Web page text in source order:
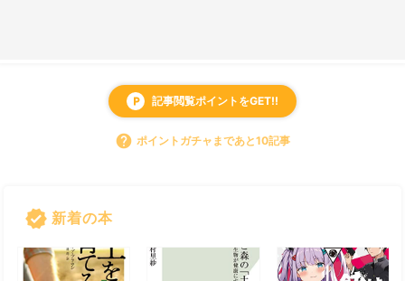
local_parking 記事閲覧ポイントをGET!!
help ポイントガチャまであと10記事
verified 新着の本